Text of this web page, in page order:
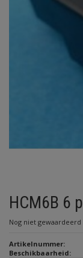
HCM6B 6
Nog niet gewaardeerd
Artikelnummer:
Beschikbaarheid: